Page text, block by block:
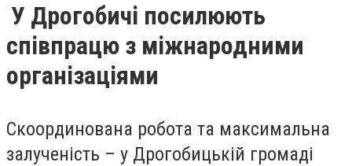
У Дрогобичі посилюють
співпрацю з міжнародними
організаціями
Скоординована робота та максимальна
залученість – у Дрогобицькій громаді